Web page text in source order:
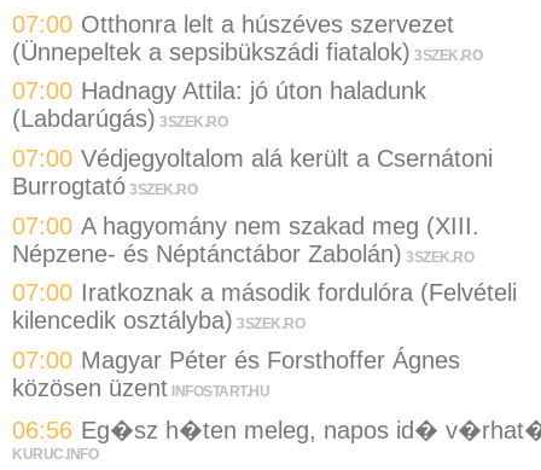
07:00 Otthonra lelt a húszéves szervezet
(Ünnepeltek a sepsibükszádi fiatalok) 3SZEK.RO
07:00 Hadnagy Attila: jó úton haladunk
(Labdarúgás) 3SZEK.RO
07:00 Védjegyoltalom alá került a Csernátoni
Burrogtató 3SZEK.RO
07:00 A hagyomány nem szakad meg (XIII.
Népzene- és Néptánctábor Zabolán) 3SZEK.RO
07:00 Iratkoznak a második fordulóra (Felvételi
kilencedik osztályba) 3SZEK.RO
07:00 Magyar Péter és Forsthoffer Ágnes
közösen üzent INFOSTART.HU
06:56 Eg�sz h�ten meleg, napos id�
KURUC.INFO